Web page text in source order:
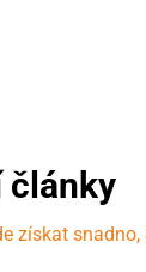
články
získat snadno,